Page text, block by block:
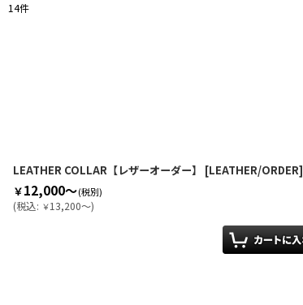
14件
LEATHER COLLAR【レザーオーダー】 [LEATHER/ORDER]
￥12,000～(税別)
(税込: ￥13,200～)